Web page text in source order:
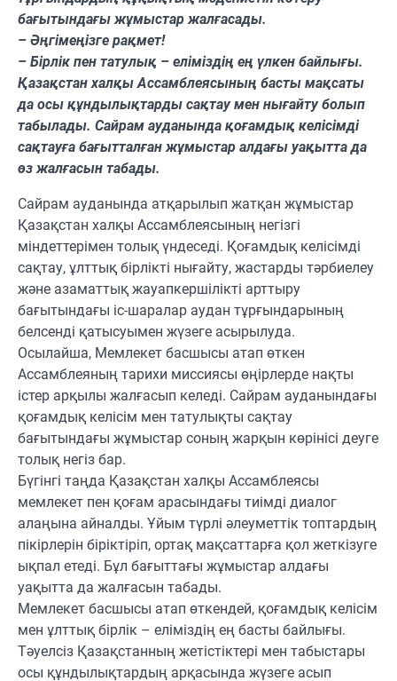
бағытындағы жұмыстар жалғасады.
– Әңгімеңізге рақмет!
– Бірлік пен татулық – еліміздің ең үлкен байлығы.
Қазақстан халқы Ассамблеясының басты мақсаты
да осы құндылықтарды сақтау мен нығайту болып
табылады. Сайрам ауданында қоғамдық келісімді
сақтауға бағытталған жұмыстар алдағы уақытта да
өз жалғасын табады.
Сайрам ауданында атқарылып жатқан жұмыстар
Қазақстан халқы Ассамблеясының негізгі
міндеттерімен толық үндеседі. Қоғамдық келісімді
сақтау, ұлттық бірлікті нығайту, жастарды тәрбиелеу
және азаматтық жауапкершілікті арттыру
бағытындағы іс-шаралар аудан тұрғындарының
белсенді қатысуымен жүзеге асырылуда.
Осылайша, Мемлекет басшысы атап өткен
Ассамблеяның тарихи миссиясы өңірлерде нақты
істер арқылы жалғасып келеді. Сайрам ауданындағы
қоғамдық келісім мен татулықты сақтау
бағытындағы жұмыстар соның жарқын көрінісі деуге
толық негіз бар.
Бүгінгі таңда Қазақстан халқы Ассамблеясы
мемлекет пен қоғам арасындағы тиімді диалог
алаңына айналды. Ұйым түрлі әлеуметтік топтардың
пікірлерін біріктіріп, ортақ мақсаттарға қол жеткізуге
ықпал етеді. Бұл бағыттағы жұмыстар алдағы
уақытта да жалғасын табады.
Мемлекет басшысы атап өткендей, қоғамдық келісім
мен ұлттық бірлік – еліміздің ең басты байлығы.
Тәуелсіз Қазақстанның жетістіктері мен табыстары
осы құндылықтардың арқасында жүзеге асып